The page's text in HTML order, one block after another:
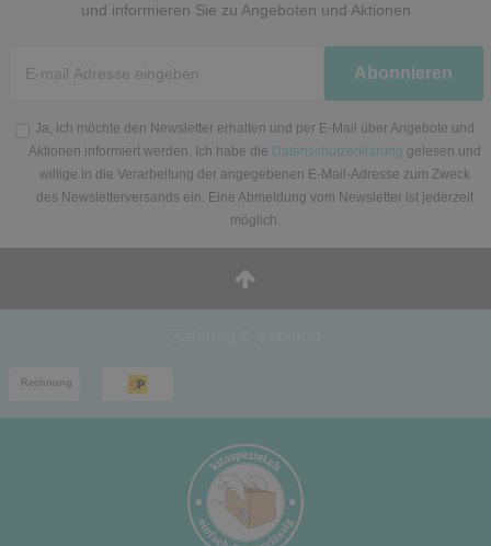
und informieren Sie zu Angeboten und Aktionen
Honig
Abonnieren
Ja, ich möchte den Newsletter erhalten und per E-Mail über Angebote und
Aktionen informiert werden. Ich habe die Datenschutzerklärung gelesen und
willige in die Verarbeitung der angegebenen E-Mail-Adresse zum Zweck
des Newsletterversands ein. Eine Abmeldung vom Newsletter ist jederzeit
möglich.